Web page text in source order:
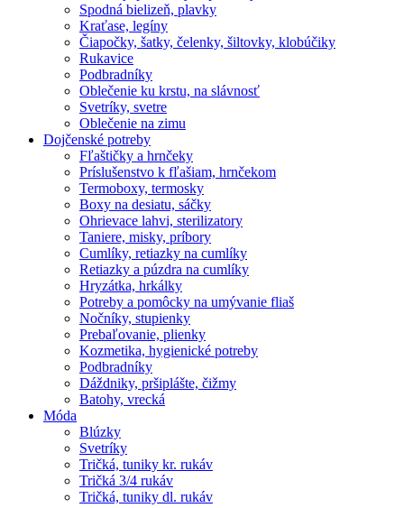
Spodná bielizeň, plavky
Kraťase, legíny
Čiapočky, šatky, čelenky, šiltovky, klobúčiky
Rukavice
Podbradníky
Oblečenie ku krstu, na slávnosť
Svetríky, svetre
Oblečenie na zimu
Dojčenské potreby
Fľaštičky a hrnčeky
Príslušenstvo k fľašiam, hrnčekom
Termoboxy, termosky
Boxy na desiatu, sáčky
Ohrievace lahvi, sterilizatory
Taniere, misky, príbory
Cumlíky, retiazky na cumlíky
Retiazky a púzdra na cumlíky
Hryzátka, hrkálky
Potreby a pomôcky na umývanie fliaš
Nočníky, stupienky
Prebaľovanie, plienky
Kozmetika, hygienické potreby
Podbradníky
Dáždniky, pršiplášte, čižmy
Batohy, vrecká
Móda
Blúzky
Svetríky
Tričká, tuniky kr. rukáv
Tričká 3/4 rukáv
Tričká, tuniky dl. rukáv